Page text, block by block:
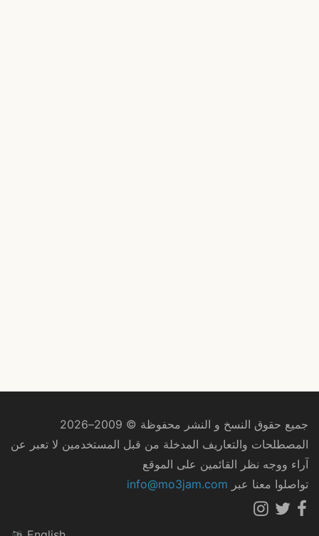
جميع حقوق النسخ و النشر محفوظة © 2009–2026
المصطلحات والتعاريف المدخلة من قبل المستخدمين لا تعبر عن
آراء ووجه نظر القائمين على الموقع
تواصلوا معنا عبر info@mo3jam.com